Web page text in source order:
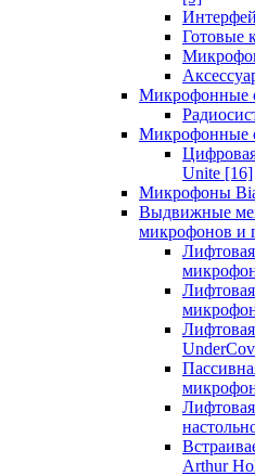
Готовые
Микрофонные
Микрофонные
Unite [16]
Микрофоны
Выдвижные
микрофонов и
Arthur